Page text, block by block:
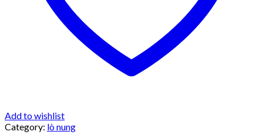
Add to wishlist
Category: lò nung